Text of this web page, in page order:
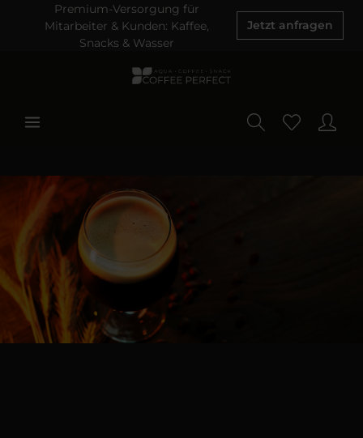
Premium-Versorgung für
Mitarbeiter & Kunden: Kaffee,
Snacks & Wasser
Jetzt anfragen